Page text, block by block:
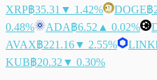
XRP฿35.31 ▼ 1.42% DOGE฿
0.48%
ADA฿6.52 ▲ 0.02%
AVAX฿221.16▼ 2.55% LINK
KUB฿20.32 ▼ 0.30%